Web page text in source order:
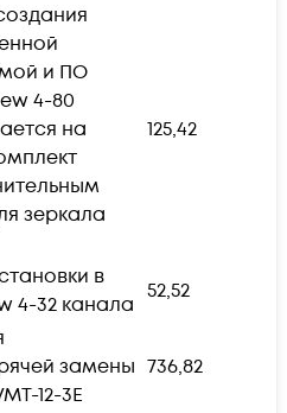
и ПО
4-80
на
зеркала
125,42
в
4-32 канала
52,52
замены
12-3E
736,82